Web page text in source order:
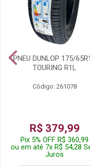
PNEU DUNLOP 175/
TOURING R1L
Código: 261078
R$ 379,99
Pix 5% OFF R$ 360,99
ou em até 7x R$ 54,28
Juros